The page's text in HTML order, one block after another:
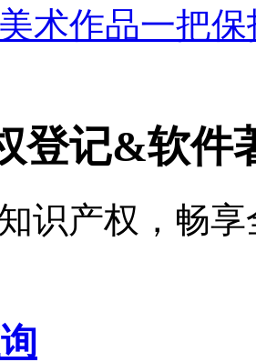
术作品一把保
登记&软件
识产权，畅